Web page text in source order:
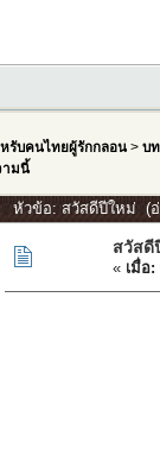
รับคนไทยผู้รักกลอน> บ
ามนี้
หัวข้อ: สวัสดีปีใหม่ (อ่
สวัสดี
« เมื่อ: